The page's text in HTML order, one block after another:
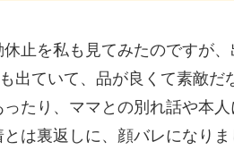
止を私も見てみたのですが、
出ていて、品が良くて素敵だ
たり、ママとの別れ話や本人
は裏返しに、顔バレになり